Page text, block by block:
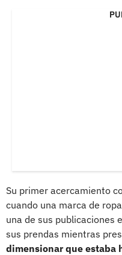
Su primer acercamiento
cuando una marca de
una de sus publicaciones
sus prendas mientras
dimensionar que estaba